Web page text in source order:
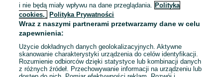
Wolsztyn
05 sierpnia 2026
1 2 3 ... 44
i nie będą miały wpływu na dane przeglądania. Polityka
cookies,
Polityka Prywatności
Wraz z naszymi partnerami przetwarzamy dane w celu
zapewnienia:
Użycie dokładnych danych geolokalizacyjnych. Aktywne
skanowanie charakterystyki urządzenia do celów identyfikacji.
Rozumienie odbiorców dzięki statystyce lub kombinacji danych
z różnych źródeł. Przechowywanie informacji na urządzeniu lub